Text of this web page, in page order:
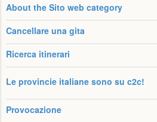
About the Sito web category
Cancellare una gita
Ricerca itinerari
Le provincie italiane sono su c2c!
Provocazione